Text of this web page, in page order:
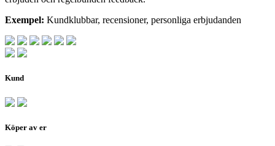
Exempel: Kundklubbar, recensioner, personliga erbjudanden
Kund
Köper av er